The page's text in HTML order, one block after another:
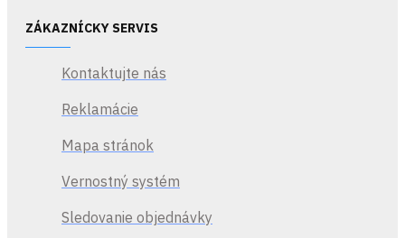
ZÁKAZNÍCKY SERVIS
Kontaktujte nás
Reklamácie
Mapa stránok
Vernostný systém
Sledovanie objednávky